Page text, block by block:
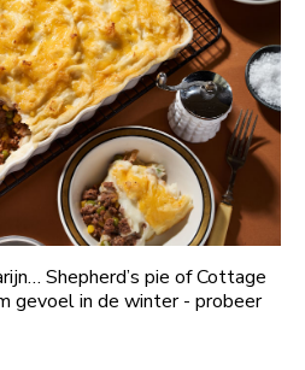
Shepherd’s pie of Cottage
gevoel in de winter - probeer